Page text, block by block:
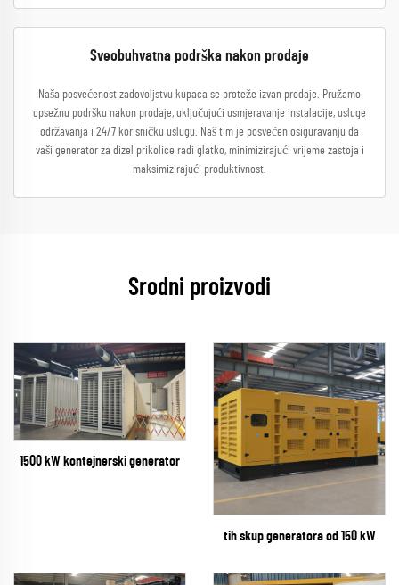
Sveobuhvatna podrška nakon prodaje
Naša posvećenost zadovoljstvu kupaca se proteže izvan prodaje. Pružamo
opsežnu podršku nakon prodaje, uključujući usmjeravanje instalacije, usluge
održavanja i 24/7 korisničku uslugu. Naš tim je posvećen osiguravanju da
vaši generator za dizel prikolice radi glatko, minimizirajući vrijeme zastoja i
maksimizirajući produktivnost.
Srodni proizvodi
1500 kW kontejnerski generator
tih skup generatora od 150 kW